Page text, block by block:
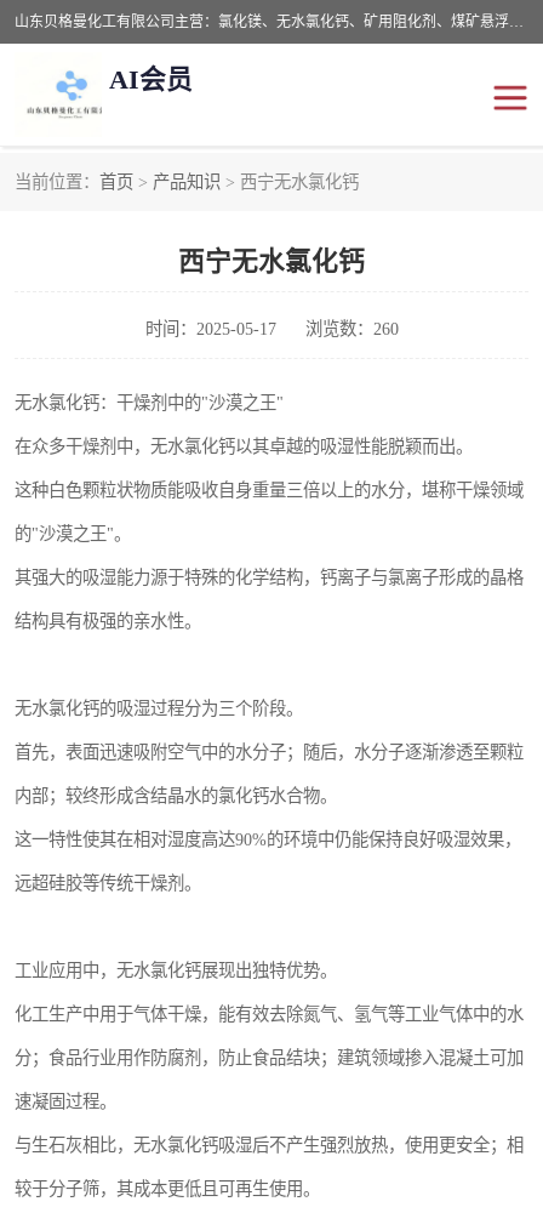
山东贝格曼化工有限公司主营：氯化镁、无水氯化钙、矿用阻化剂、煤矿悬浮剂、道路抑尘剂、氢氧化镁，防灭火剂等，公司位于山东省潍坊市滨海经济开发区,是专业从事对各种精细化工集研究、开发、制造于一体的现代化大型跨境化工企业，公司本着诚信经营、给每一位客户提供专业服务。
AI会员
当前位置： 首页 > 产品知识 > 西宁无水氯化钙
西宁无水氯化钙
时间：2025-05-17 浏览数：260
无水氯化钙：干燥剂中的"沙漠之王"
在众多干燥剂中，无水氯化钙以其卓越的吸湿性能脱颖而出。
这种白色颗粒状物质能吸收自身重量三倍以上的水分，堪称干燥领域
的"沙漠之王"。
其强大的吸湿能力源于特殊的化学结构，钙离子与氯离子形成的晶格
结构具有极强的亲水性。
无水氯化钙的吸湿过程分为三个阶段。
首先，表面迅速吸附空气中的水分子；随后，水分子逐渐渗透至颗粒
内部；较终形成含结晶水的氯化钙水合物。
这一特性使其在相对湿度高达90%的环境中仍能保持良好吸湿效果，
远超硅胶等传统干燥剂。
工业应用中，无水氯化钙展现出独特优势。
化工生产中用于气体干燥，能有效去除氮气、氢气等工业气体中的水
分；食品行业用作防腐剂，防止食品结块；建筑领域掺入混凝土可加
速凝固过程。
与生石灰相比，无水氯化钙吸湿后不产生强烈放热，使用更安全；相
较于分子筛，其成本更低且可再生使用。
氯化钙
抑尘剂
氢氧化镁